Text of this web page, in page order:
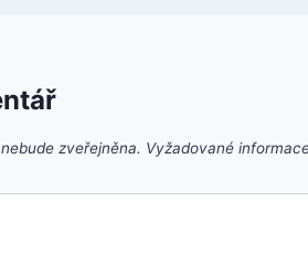
zveřejněna. Vyžadované